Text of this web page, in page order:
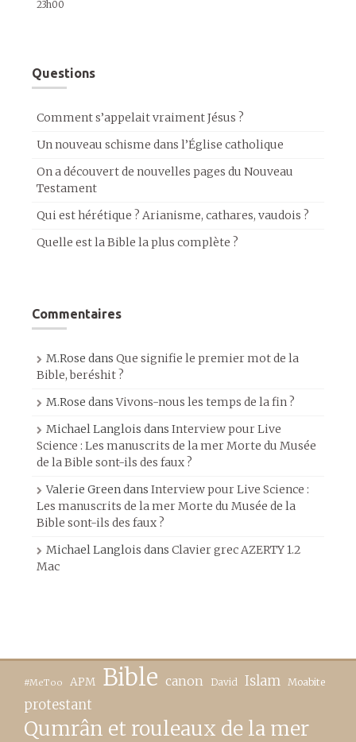
23h00
Questions
Comment s’appelait vraiment Jésus ?
Un nouveau schisme dans l’Église catholique
On a découvert de nouvelles pages du Nouveau
Testament
Qui est hérétique ? Arianisme, cathares, vaudois ?
Quelle est la Bible la plus complète ?
Commentaires
M.Rose dans Que signifie le premier mot de la
Bible, beréshit ?
M.Rose dansVivons-nous les temps de la fin ?
Michael Langlois dans Interview pour Live
Science : Les manuscrits de la mer Morte du Musée
de la Bible sont-ils des faux ?
Valerie Greendans Interview pour Live Science :
Les manuscrits de la mer Morte du Musée de la
Bible sont-ils des faux ?
Michael Langlois dans Clavier grec AZERTY 1.2
Mac
#MeToo APM Bible canon David Islam Moabite
protestant
Qumrân et rouleaux de la mer